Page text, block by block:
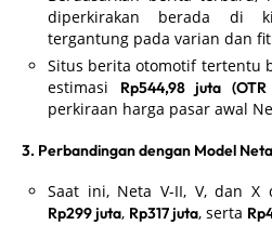
diperkirakan berada di
tergantung pada varian dan
Situs berita otomotif tertentu
estimasi
Rp544,98 juta
perkiraan harga pasar awal
3. Perbandingan dengan Model
Saat ini, Neta V-II, V, dan X
Rp299 juta, Rp317 juta, serta